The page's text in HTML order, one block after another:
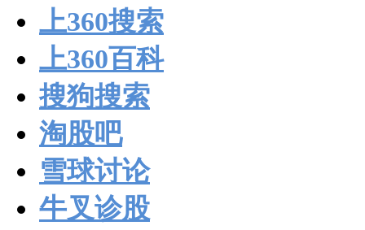
上360搜索
上360百科
搜狗搜索
淘股吧
雪球讨论
牛叉诊股